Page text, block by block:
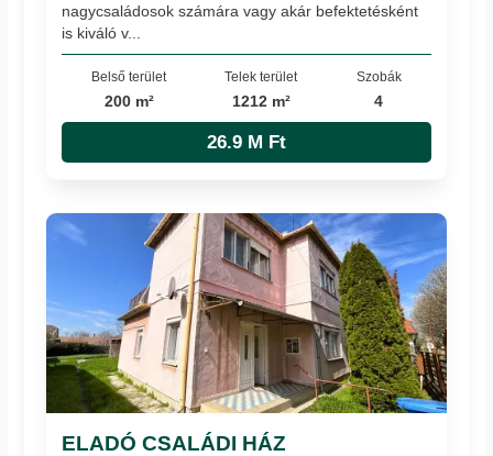
nagycsaládosok számára vagy akár befektetésként
is kiváló v...
Belső terület
200 m²
Telek terület
1212 m²
Szobák
4
26.9 M Ft
ELADÓ CSALÁDI HÁZ